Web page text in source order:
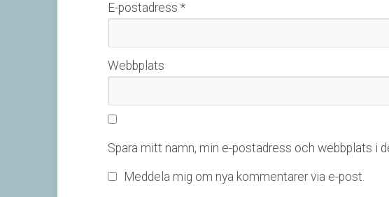
E-postadress *
Webbplats
Spara mitt namn, min e-postadress och webbplats i
Meddela mig om nya kommentarer via e-post.